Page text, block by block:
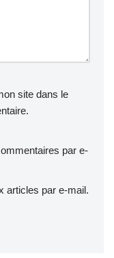
site dans le
par e-
articles par e-mail.